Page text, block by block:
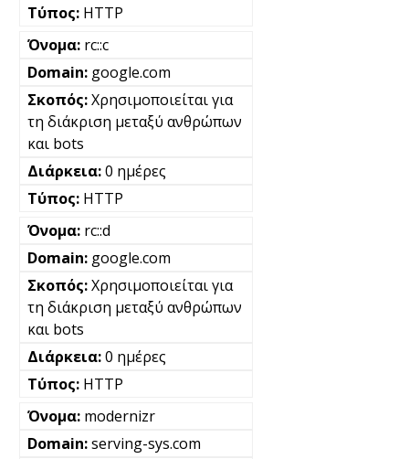
HTTP
rc::c
google.com
Χρησιμοποιείται για
τη διάκριση μεταξύ ανθρώπων
και bots
0 ημέρες
HTTP
rc::d
google.com
Χρησιμοποιείται για
τη διάκριση μεταξύ ανθρώπων
και bots
0 ημέρες
HTTP
modernizr
serving-sys.com